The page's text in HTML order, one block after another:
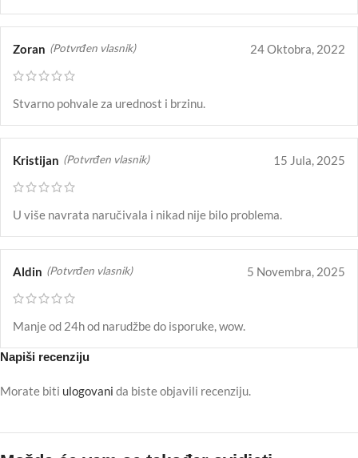
Zoran (Potvrđen vlasnik) 24 Oktobra, 2022
Stvarno pohvale za urednost i brzinu.
Kristijan (Potvrđen vlasnik) 15 Jula, 2025
U više navrata naručivala i nikad nije bilo problema.
Aldin (Potvrđen vlasnik) 5 Novembra, 2025
Manje od 24h od narudžbe do isporuke, wow.
Napiši recenziju
Morate biti ulogovani da biste objavili recenziju.